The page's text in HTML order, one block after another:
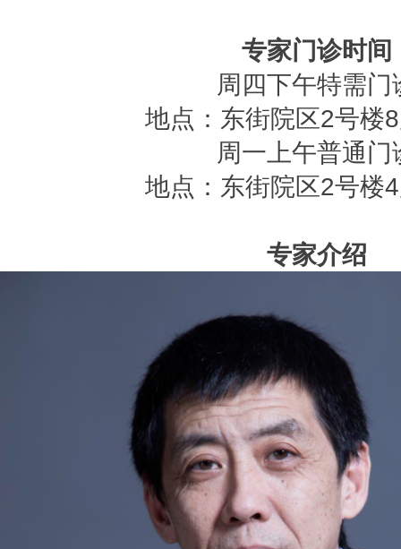
专家门诊时间
周四下午特需门
地点：东街院区2号楼
周一上午普通门
地点：东街院区2号楼
专家介绍